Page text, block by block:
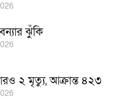
ঝুঁকি
২ মৃত্যু, আক্রান্ত ৪২৩